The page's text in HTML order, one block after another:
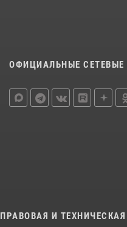
ОФИЦИАЛЬНЫЕ СЕТЕВЫЕ
ПРАВОВАЯ И